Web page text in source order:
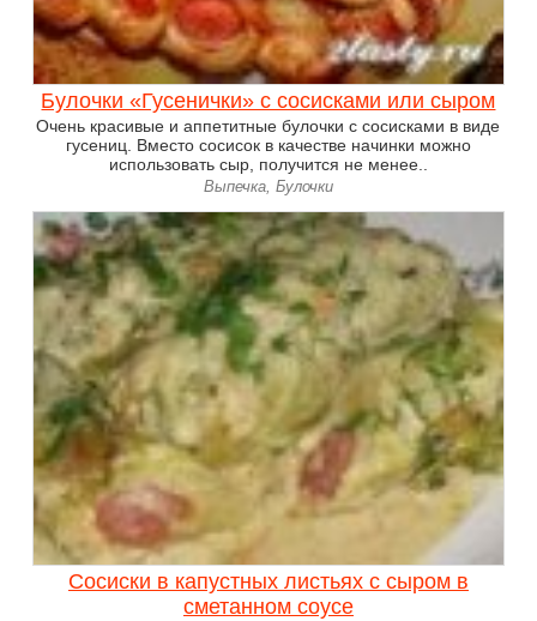
Булочки «Гусенички» с сосисками или сыром
Очень красивые и аппетитные булочки с сосисками в виде
гусениц. Вместо сосисок в качестве начинки можно
использовать сыр, получится не менее..
Выпечка, Булочки
Сосиски в капустных листьях с сыром в
сметанном соусе